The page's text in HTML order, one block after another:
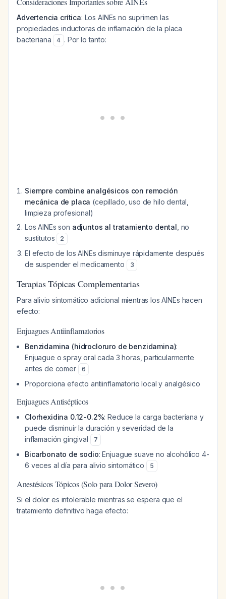
Advertencia crítica: Los AINEs no suprimen las
propiedades inductoras de inflamación de la placa
bacteriana
4 . Por lo tanto:
Siempre combine analgésicos con remoción
mecánica de placa (cepillado, uso de hilo dental,
limpieza profesional)
Los AINEs son adjuntos al tratamiento dental , no
sustitutos
2
El efecto de los AINEs disminuye rápidamente después
de suspender el medicamento
3
Terapias Tópicas Complementarias
Para alivio sintomático adicional mientras los AINEs hacen
efecto:
Enjuagues Antiinflamatorios
Benzidamina (hidrocloruro de benzidamina):
Enjuague o spray oral cada 3 horas, particularmente
antes de comer
6
Proporciona efecto antiinflamatorio local y analgésico
Enjuagues Antisépticos
Clorhexidina 0.12-0.2%: Reduce la carga bacteriana y
puede disminuir la duración y severidad de la
inflamación gingival
7
Bicarbonato de sodio: Enjuague suave no alcohólico 4-
6 veces al día para alivio sintomático
5
Anestésicos Tópicos (Solo para Dolor Severo)
Si el dolor es intolerable mientras se espera que el
tratamiento definitivo haga efecto: